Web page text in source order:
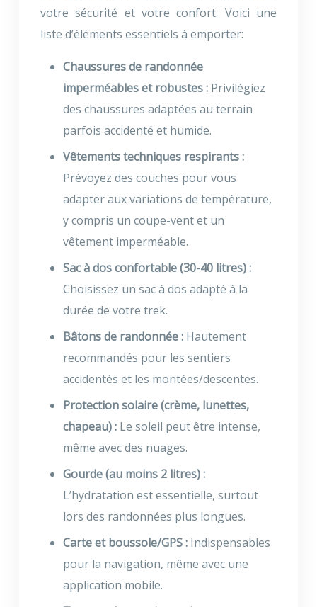
votre sécurité et votre confort. Voici une
liste d’éléments essentiels à emporter:
Chaussures de randonnée
imperméables et robustes : Privilégiez
des chaussures adaptées au terrain
parfois accidenté et humide.
Vêtements techniques respirants :
Prévoyez des couches pour vous
adapter aux variations de température,
y compris un coupe-vent et un
vêtement imperméable.
Sac à dos confortable (30-40 litres) :
Choisissez un sac à dos adapté à la
durée de votre trek.
Bâtons de randonnée : Hautement
recommandés pour les sentiers
accidentés et les montées/descentes.
Protection solaire (crème, lunettes,
chapeau) : Le soleil peut être intense,
même avec des nuages.
Gourde (au moins 2 litres) :
L’hydratation est essentielle, surtout
lors des randonnées plus longues.
Carte et boussole/GPS : Indispensables
pour la navigation, même avec une
application mobile.